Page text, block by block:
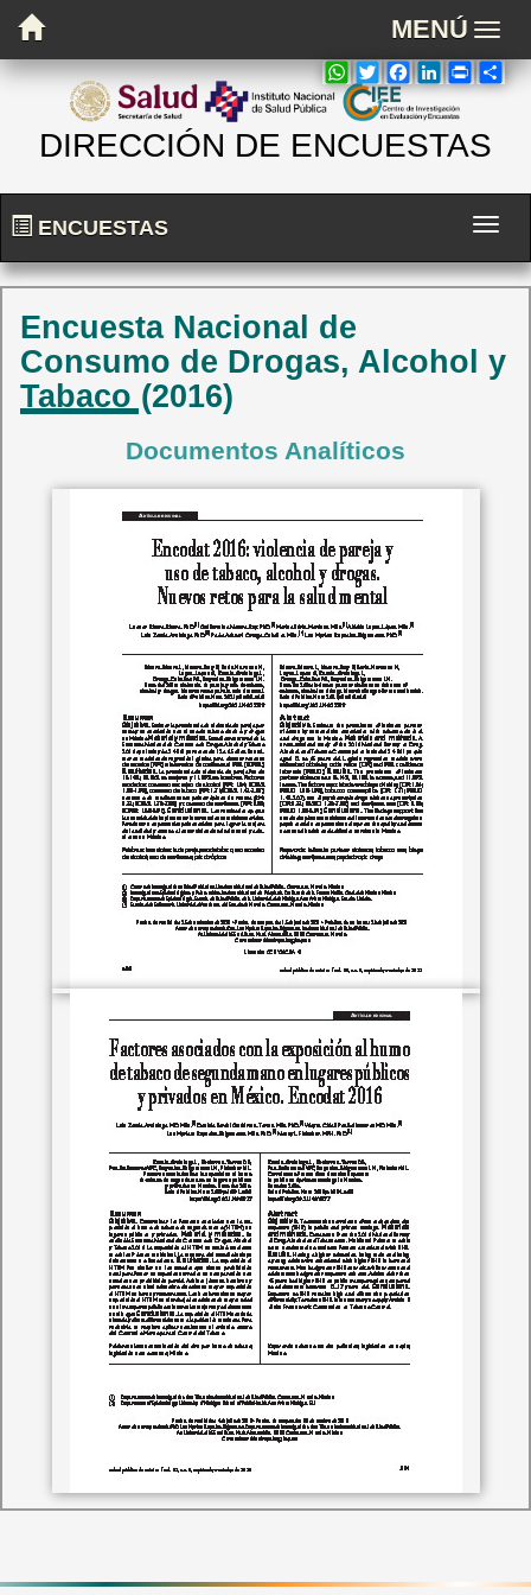
el
menú
MENÚ
WHATSAPP
TWITTER
FACEBOOK
LINKEDIN
PRINT
DIRECCIÓN DE ENCUESTAS
ENCUESTAS
Encuesta Nacional de
Consumo de Drogas, Alcohol y
Tabaco (2016)
Documentos Analíticos